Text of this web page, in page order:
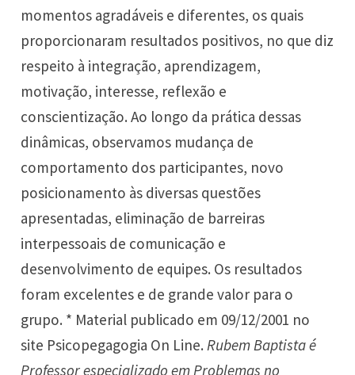
momentos agradáveis e diferentes, os quais
proporcionaram resultados positivos, no que diz
respeito à integração, aprendizagem,
motivação, interesse, reflexão e
conscientização. Ao longo da prática dessas
dinâmicas, observamos mudança de
comportamento dos participantes, novo
posicionamento às diversas questões
apresentadas, eliminação de barreiras
interpessoais de comunicação e
desenvolvimento de equipes. Os resultados
foram excelentes e de grande valor para o
grupo. * Material publicado em 09/12/2001 no
site Psicopegagogia On Line. Rubem Baptista é
Professor especializado em Problemas no